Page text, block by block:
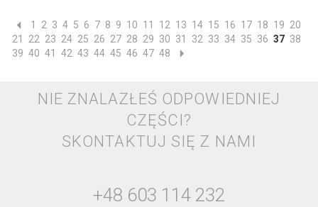
1 2 3 4 5 6 7 8 9 10 11 12 13 14 15 16 17 18 19 20
21
22 23 24 25 26 27 28 29 30 31 32 33 34 35 36 37 38
39 40 41 42 43 44 45 46 47 48
NIE ZNALAZŁEŚ ODPOWIEDNIEJ
CZĘŚCI?
SKONTAKTUJ SIĘ Z NAMI
+48 603 114 232